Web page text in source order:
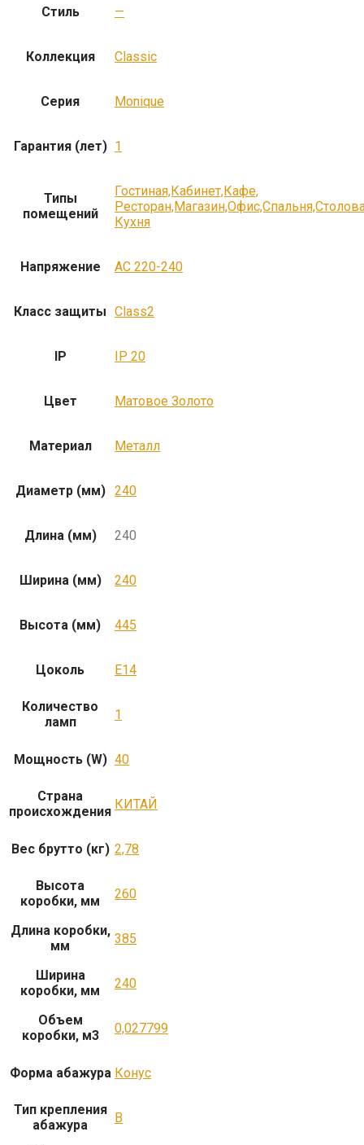
Стиль —
Коллекция Classic
Серия Monique
Гарантия (лет) 1
Типы
помещений
Гостиная,Кабинет,Кафе,
Кухня
Напряжение AC 220-240
Класс защиты Class2
IP IP 20
Цвет Матовое Золото
Материал Металл
Диаметр (мм) 240
Длина (мм) 240
Ширина (мм) 240
Высота (мм) 445
Цоколь E14
Количество
ламп
1
Мощность (W) 40
Страна
происхождения КИТАЙ
Вес брутто (кг) 2,78
Высота
коробки, мм
260
Длина коробки,
мм
385
Ширина
коробки, мм
240
Объем
коробки, м3
0,027799
Форма абажура Конус
Тип крепления
абажура
B